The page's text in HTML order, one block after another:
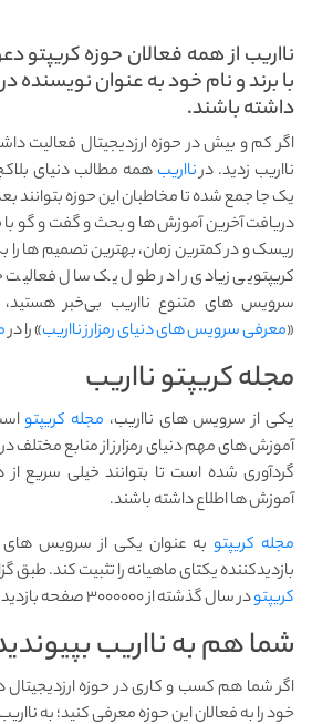
نااریب از همه فعالان حوزه کریپتو
با برند و نام خود به عنوان نویسنده
داشته باشند.
اگر کم و بیش در حوزه ارزدیجیتال فعالیت
نااریب زدید. درنااریبهمه مطالب دنیای
یک جا جمع شده تا مخاطبان این حوزه بتوانند
دریافت آخرین آموزش ها و بحث و گفت و گو با
ریسک و در کمترین زمان، بهترین تصمیم ها
کریپتویی زیادی را در طول یک سال فعالیت
سرویس های متنوع نااریب بی‌خبر
«معرفی سرویس های دنیای رمزارز نااریب» را در
مجله کریپتو نااریب
یکی از سرویس های نااریب، مجله کریپتو
آموزش های مهم دنیای رمز‌ارز از منابع مختلف
گردآوری شده است تا بتوانند خیلی سریع
آموزش ها اطلاع داشته باشند.
مجله کریپتو
بازدیدکننده یکتای ماهیانه را تثبیت کند. طبق
کریپتودر سال گذشته از ۳۰۰۰۰۰۰ صفحه بازدید کرده‌اند.
شما هم به نااریب
اگر شما هم کسب و کاری در حوزه ارزدیجیتال
خود را به فعالان این حوزه معرفی کنید؛ به